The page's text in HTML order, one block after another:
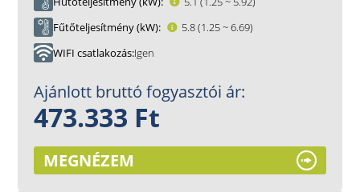
Fűtőteljesítmény (kW)
5.8 (1.25 ~ 6.69)
WIFI csatlakozás Igen
Ajánlott bruttó fogyasztói ár:
473.333 Ft
MEGNÉZEM